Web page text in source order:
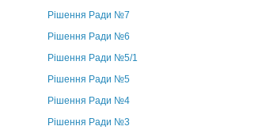
Рішення Ради №7
Рішення Ради №6
Рішення Ради №5/1
Рішення Ради №5
Рішення Ради №4
Рішення Ради №3